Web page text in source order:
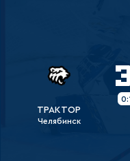
ТРАКТОР
Челябинск